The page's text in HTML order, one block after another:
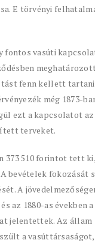
E törvényi
fontos vasúti
fenn kellett
még 1873-
ezt a kapcsolatot
terveket.
373 510 forintot tett
bevételek fokozását
A
az 1880-as
jelentettek. Az állam
a